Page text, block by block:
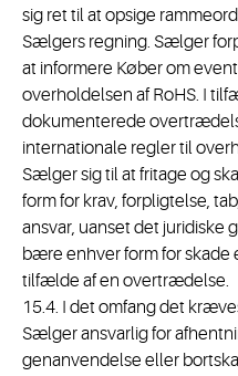
sig ret til at opsige
Sælgers regning. Sælger
at informere Køber om
overholdelsen af RoHS. I
dokumenterede
internationale regler til
Sælger sig til at fritage og
form for krav, forpligtelse,
ansvar, uanset det juridiske
bære enhver form for skade
tilfælde af en overtrædelse.
15.4. I det omfang det
Sælger ansvarlig for
genanvendelse eller